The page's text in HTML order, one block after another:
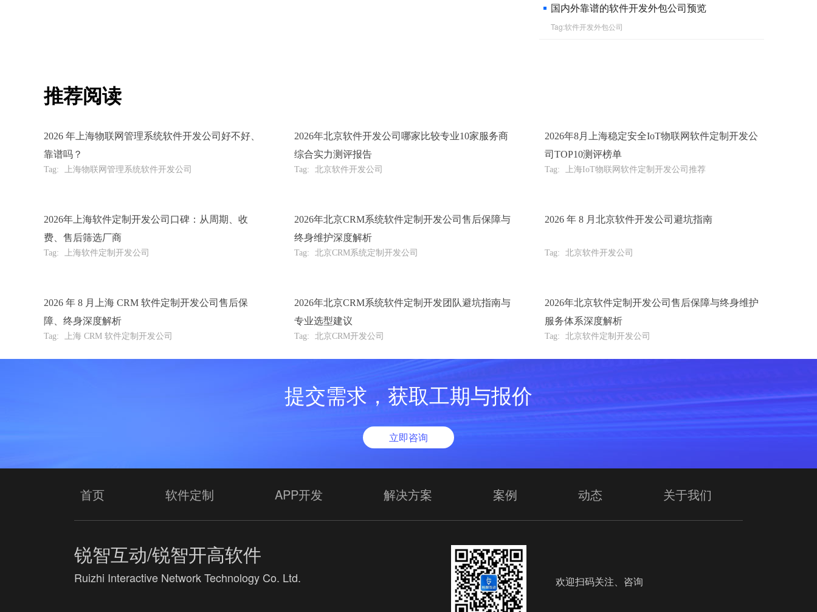
国内外靠谱的软件开发外包公司预览
Tag:软件开发外包公司
推荐阅读
2026 年上海物联网管理系统软件开发公司好不好、
靠谱吗？
Tag: 上海物联网管理系统软件开发公司
2026年北京软件开发公司哪家比较专业10家服务商
综合实力测评报告
Tag: 北京软件开发公司
2026年8月上海稳定安全IoT物联网软件定制开发公
司TOP10测评榜单
Tag: 上海IoT物联网软件定制开发公司推荐
2026年上海软件定制开发公司口碑：从周期、收
费、售后筛选厂商
Tag: 上海软件定制开发公司
2026年北京CRM系统软件定制开发公司售后保障与
终身维护深度解析
Tag: 北京CRM系统定制开发公司
2026 年 8 月北京软件开发公司避坑指南
Tag: 北京软件开发公司
2026 年 8 月上海 CRM 软件定制开发公司售后保
障、终身深度解析
Tag: 上海 CRM 软件定制开发公司
2026年北京CRM系统软件定制开发团队避坑指南与
专业选型建议
Tag: 北京CRM开发公司
2026年北京软件定制开发公司售后保障与终身维护
服务体系深度解析
Tag: 北京软件定制开发公司
提交需求，获取工期与报价
立即咨询
首页 软件定制 APP开发 解决方案 案例 动态 关于我们
锐智互动/锐智开高软件
Ruizhi Interactive Network Technology Co. Ltd. 欢迎扫码关注、咨询